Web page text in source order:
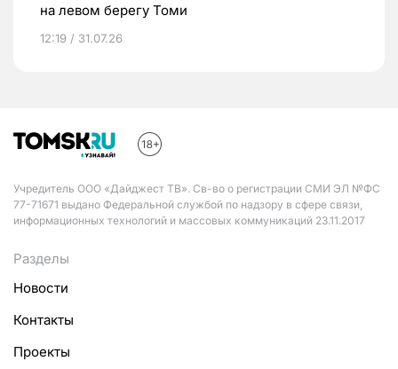
на левом берегу Томи
12:19 / 31.07.26
Учредитель ООО «Дайджест ТВ». Св-во о регистрации СМИ ЭЛ №ФС
77-71671 выдано Федеральной службой по надзору в сфере связи,
информационных технологий и массовых коммуникаций 23.11.2017
Разделы
Новости
Контакты
Проекты